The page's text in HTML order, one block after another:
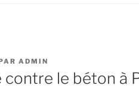
ADMIN
contre le béton à